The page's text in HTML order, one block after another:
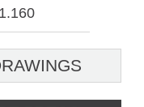
1.160